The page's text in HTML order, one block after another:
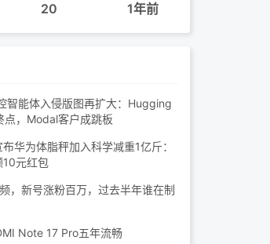
20 1年前
智能体入侵版图再扩大：Hugging
点，Modal客户成跳板
华为体脂秤加入科学减重1亿斤：
元红包
，新号涨粉百万，过去半年谁在制
Note 17 Pro五年流畅